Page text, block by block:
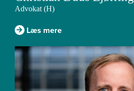
Advokat (H)
Læs mere